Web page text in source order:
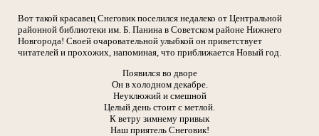
Вот такой красавец Снеговик поселился недалеко от Центральной
районной библиотеки им. Б. Панина в Советском районе Нижнего
Новгорода! Своей очаровательной улыбкой он приветствует
читателей и прохожих, напоминая, что приближается Новый год.
Появился во дворе
Он в холодном декабре.
Неуклюжий и смешной
Целый день стоит с метлой.
К ветру зимнему привык
Наш приятель Снеговик!